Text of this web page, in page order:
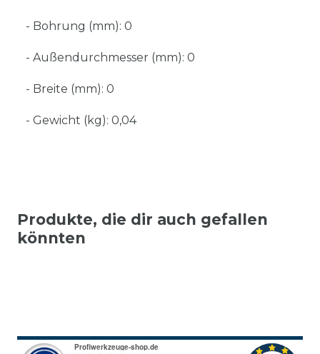
- Bohrung (mm): 0
- Außendurchmesser (mm): 0
- Breite (mm): 0
- Gewicht (kg): 0,04
Produkte, die dir auch gefallen
könnten